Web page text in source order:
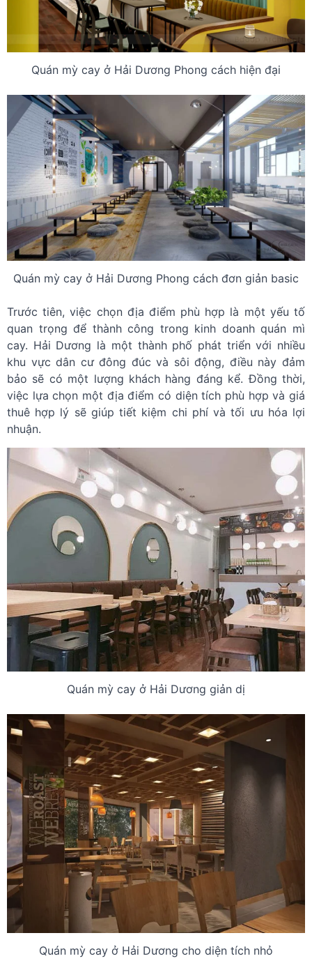
Quán mỳ cay ở Hải Dương Phong cách hiện đại
Quán mỳ cay ở Hải Dương Phong cách đơn giản basic
Trước tiên, việc chọn địa điểm phù hợp là một yếu tố
quan trọng để thành công trong kinh doanh quán mì
cay. Hải Dương là một thành phố phát triển với nhiều
khu vực dân cư đông đúc và sôi động, điều này đảm
bảo sẽ có một lượng khách hàng đáng kể. Đồng thời,
việc lựa chọn một địa điểm có diện tích phù hợp và giá
thuê hợp lý sẽ giúp tiết kiệm chi phí và tối ưu hóa lợi
nhuận.
Quán mỳ cay ở Hải Dương giản dị
Quán mỳ cay ở Hải Dương cho diện tích nhỏ